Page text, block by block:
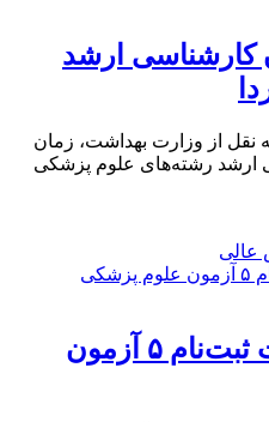
کارشناسی ارشد
نقل از وزارت بهداشت، زمان
ارشد رشته‌های علوم پزشکی
عالی
امروز آخرین مهلت ثبت‌نام ۵ آزمون